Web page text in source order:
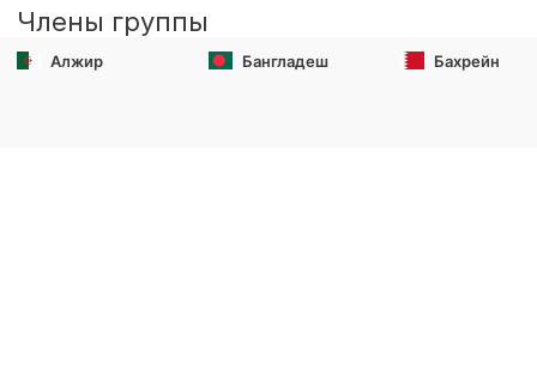
Члены группы
Алжир Бангладеш Бахрейн